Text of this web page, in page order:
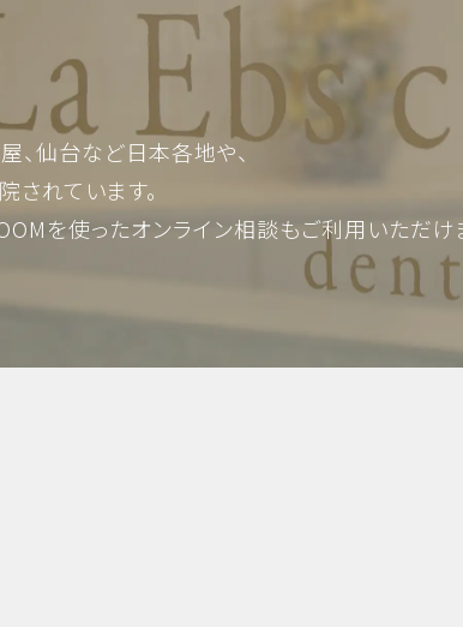
、仙台など日本各地や、
れています。
を使ったオンライン相談もご利用いただけ